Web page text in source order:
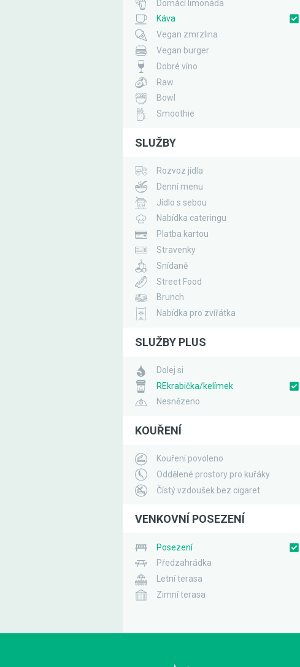
Domácí limonáda
Káva
Vegan zmrzlina
Vegan burger
Dobré víno
Raw
Bowl
Smoothie
SLUŽBY
Rozvoz jídla
Denní menu
Jídlo s sebou
Nabídka cateringu
Platba kartou
Stravenky
Snídaně
Street Food
Brunch
Nabídka pro zvířátka
SLUŽBY PLUS
Dolej si
REkrabička/kelímek
Nesnězeno
KOUŘENÍ
Kouření povoleno
Oddělené prostory pro kuřáky
Čístý vzdoušek bez cigaret
VENKOVNÍ POSEZENÍ
Posezení
Předzahrádka
Letní terasa
Zimní terasa